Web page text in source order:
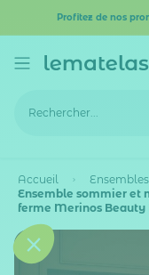
Profitez de nos
Accueil
Ensemble sommier et
ferme Merinos Beauty